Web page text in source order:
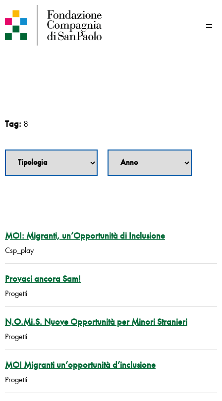
Tag: 8
MOI: Migranti, un’Opportunità di Inclusione
Csp_play
Provaci ancora Sam!
Progetti
N.O.Mi.S. Nuove Opportunità per Minori Stranieri
Progetti
MOI Migranti un’opportunità d’inclusione
Progetti